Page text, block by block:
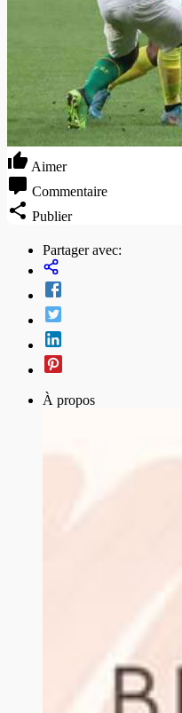
Aimer
Commentaire
Publier
Partager avec:
À propos